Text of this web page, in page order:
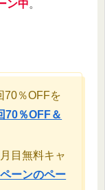
ン中。
70％OFFを
70％OFF＆
目無料キャ
ーンのペー